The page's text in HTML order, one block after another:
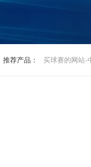
推荐产品： 买球赛的网站-